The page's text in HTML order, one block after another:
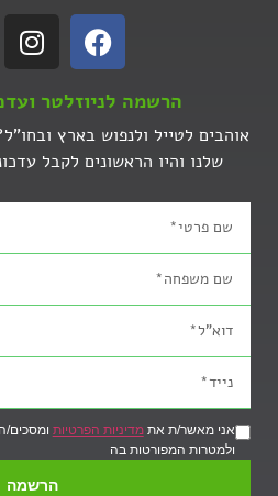
הרשמה לניוזלטר
אוהבים לטייל ולנפוש בארץ
שלנו והיו הראשונים לקבל
אני מאשר/ת אתמדיניות הפרטיות
ולמטרות המפורטות בה
הרשמה